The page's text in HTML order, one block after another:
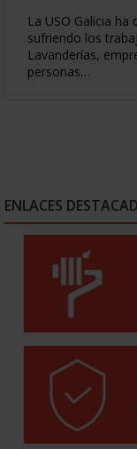
La USO Galicia
sufriendo los
Lavanderías,
personas…
ENLACES